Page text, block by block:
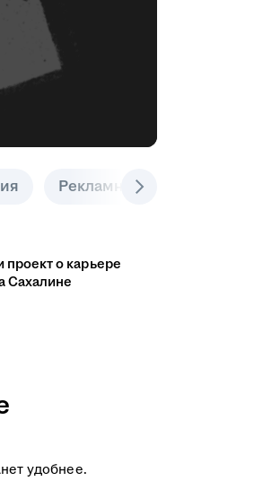
Рекламные инструменты
проект о карьере
Сахалине
удобнее.